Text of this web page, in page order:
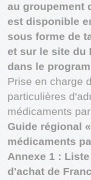
au groupement
est disponible
sous forme de
et sur le site du
dans le
Prise en charge
particulières
médicaments
Guide régional
médicaments
Annexe 1 :
d'achat de